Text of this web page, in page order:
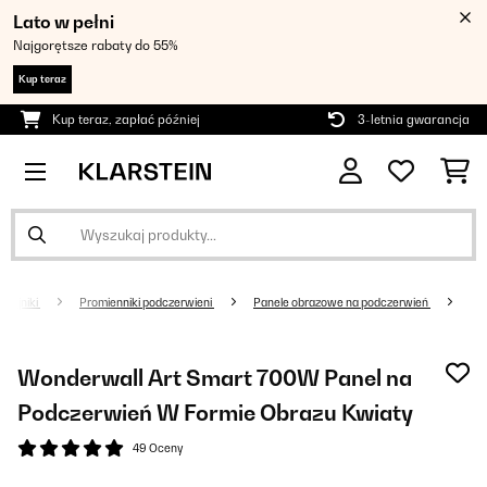
Lato w pełni
Najgorętsze rabaty do 55%
Kup teraz
Kup teraz, zapłać później 3-letnia gwarancja
Promienniki podczerwieni Panele obrazowe na podczerwień
Wonderwall Art Smart 700W Panel na
Podczerwień W Formie Obrazu Kwiaty
49 Oceny